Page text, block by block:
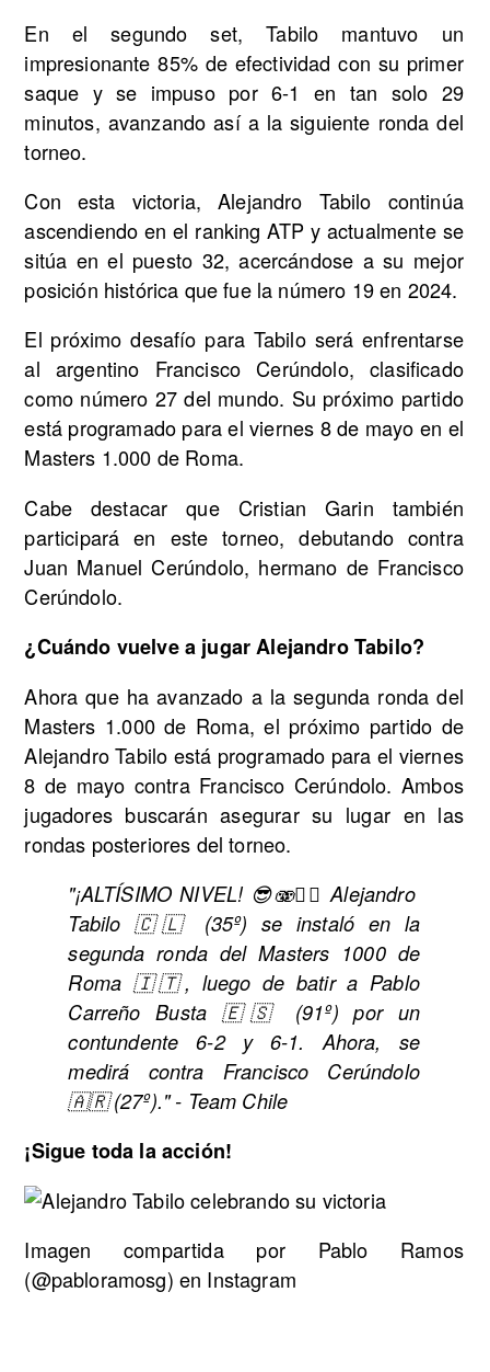
En el segundo set, Tabilo mantuvo un
impresionante 85% de efectividad con su primer
saque y se impuso por 6-1 en tan solo 29
minutos, avanzando así a la siguiente ronda del
torneo.
Con esta victoria, Alejandro Tabilo continúa
ascendiendo en el ranking ATP y actualmente se
sitúa en el puesto 32, acercándose a su mejor
posición histórica que fue la número 19 en 2024.
El próximo desafío para Tabilo será enfrentarse
al argentino Francisco Cerúndolo, clasificado
como número 27 del mundo. Su próximo partido
está programado para el viernes 8 de mayo en el
Masters 1.000 de Roma.
Cabe destacar que Cristian Garin también
participará en este torneo, debutando contra
Juan Manuel Cerúndolo, hermano de Francisco
Cerúndolo.
¿Cuándo vuelve a jugar Alejandro Tabilo?
Ahora que ha avanzado a la segunda ronda del
Masters 1.000 de Roma, el próximo partido de
Alejandro Tabilo está programado para el viernes
8 de mayo contra Francisco Cerúndolo. Ambos
jugadores buscarán asegurar su lugar en las
rondas posteriores del torneo.
"¡ALTÍSIMO NIVEL! 😎🫨😮‍💨 Alejandro
Tabilo 🇨🇱 (35º) se instaló en la
segunda ronda del Masters 1000 de
Roma 🇮🇹, luego de batir a Pablo
Carreño Busta 🇪🇸 (91º) por un
contundente 6-2 y 6-1. Ahora, se
medirá contra Francisco Cerúndolo
🇦🇷 (27º)." - Team Chile
¡Sigue toda la acción!
Imagen compartida por Pablo Ramos
(@pabloramosg) en Instagram